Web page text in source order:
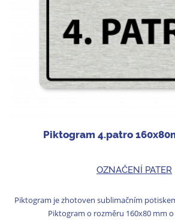
Piktogram 4.patro
OZNAČENÍ PATER
Piktogram je zhotoven sublimačním
Piktogram o rozměru 160x80 mm o